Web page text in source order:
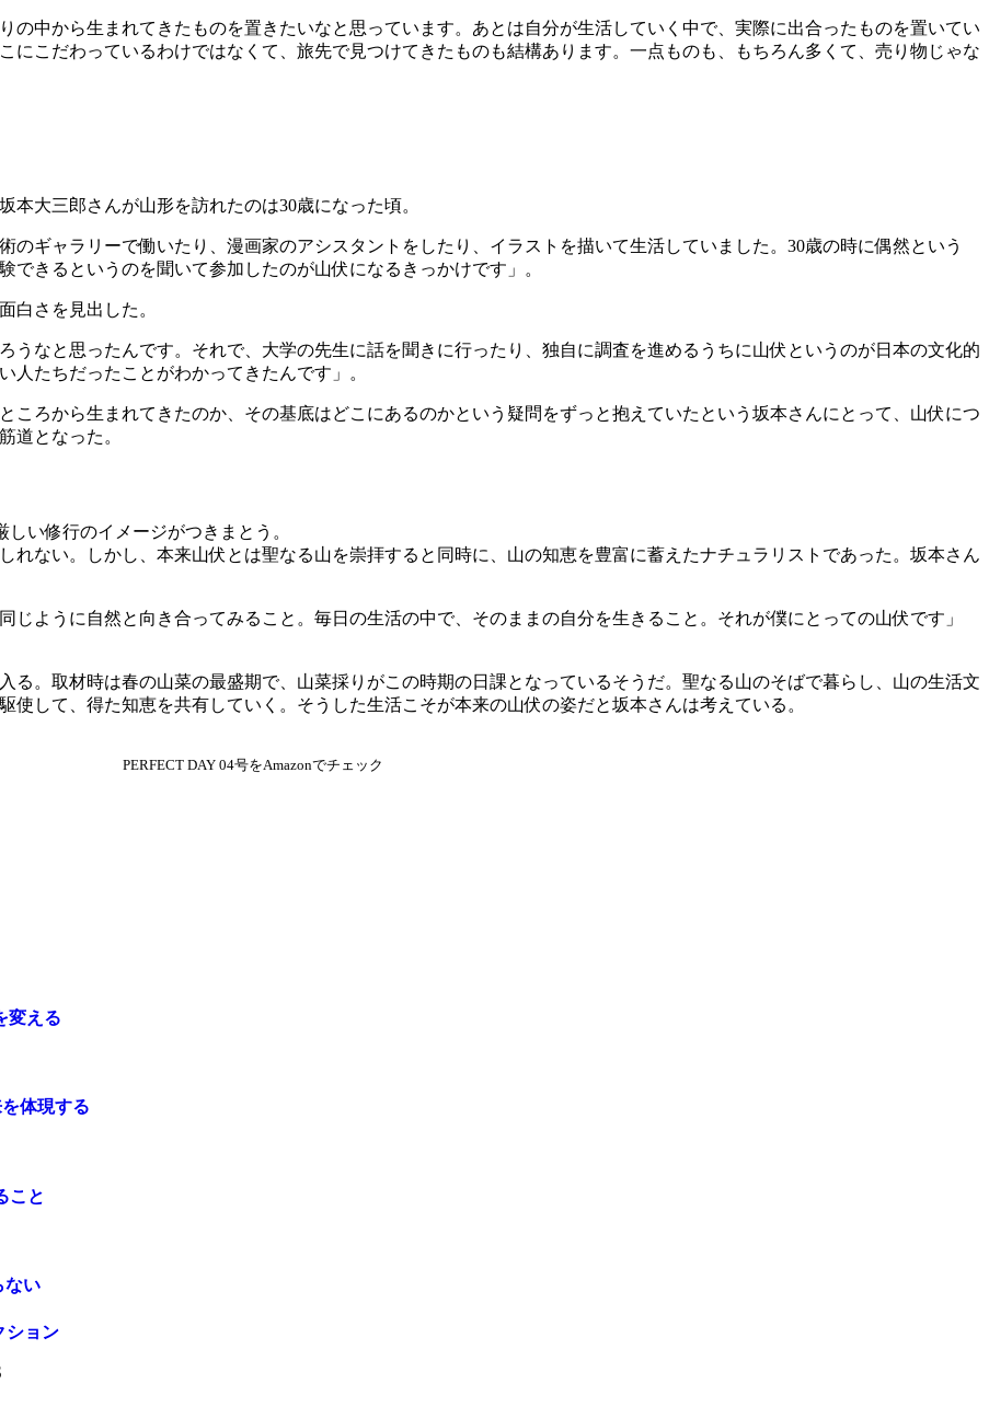
の中から生まれてきたものを置きたいなと思っています。あとは自分が生活していく中で、実際に出合ったものを置いてい
にこだわっているわけではなくて、旅先で見つけてきたものも結構あります。一点ものも、もちろん多くて、売り物じゃな
大三郎さんが山形を訪れたのは30歳になった頃。
のギャラリーで働いたり、漫画家のアシスタントをしたり、イラストを描いて生活していました。30歳の時に偶然という
きるというのを聞いて参加したのが山伏になるきっかけです」。
白さを見出した。
うなと思ったんです。それで、大学の先生に話を聞きに行ったり、独自に調査を進めるうちに山伏というのが日本の文化的
人たちだったことがわかってきたんです」。
ころから生まれてきたのか、その基底はどこにあるのかという疑問をずっと抱えていたという坂本さんにとって、山伏につ
道となった。
い修行のイメージがつきまとう。
れない。しかし、本来山伏とは聖なる山を崇拝すると同時に、山の知恵を豊富に蓄えたナチュラリストであった。坂本さん
じように自然と向き合ってみること。毎日の生活の中で、そのままの自分を生きること。それが僕にとっての山伏です」
る。取材時は春の山菜の最盛期で、山菜採りがこの時期の日課となっているそうだ。聖なる山のそばで暮らし、山の生活文
して、得た知恵を共有していく。そうした生活こそが本来の山伏の姿だと坂本さんは考えている。
PERFECT DAY 04号をAmazonでチェック
変える
体現する
こと
ない
ション